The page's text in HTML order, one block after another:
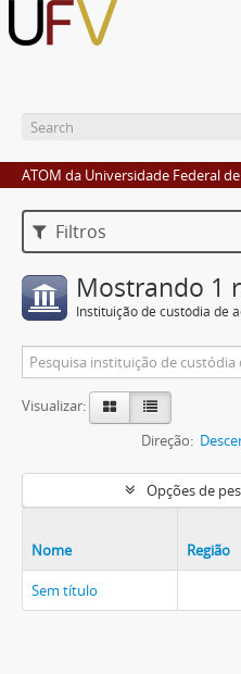
ATOM da Universidade Federal
Filtros
Mostrando 1
Instituição de custódia de
Visualizar:
Direção:
Opções de
Nome Região
Sem título